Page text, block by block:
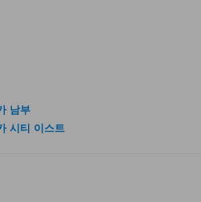
남부
시티 이스트